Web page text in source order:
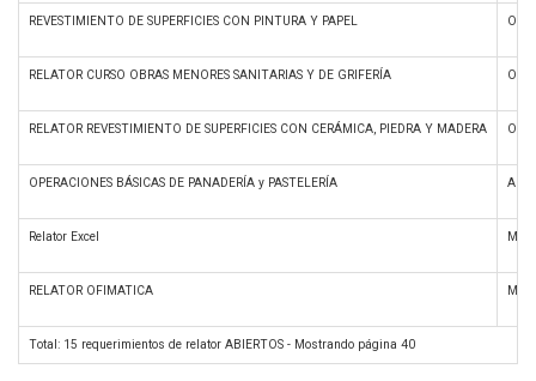
REVESTIMIENTO DE SUPERFICIES CON PINTURA Y PAPEL
RELATOR CURSO OBRAS MENORES SANITARIAS Y DE GRIFERÍA
RELATOR REVESTIMIENTO DE SUPERFICIES CON CERÁMICA, PIEDRA Y MADERA
OPERACIONES BÁSICAS DE PANADERÍA y PASTELERÍA
Relator Excel
RELATOR OFIMATICA
Total: 15 requerimientos de relator ABIERTOS - Mostrando página 40